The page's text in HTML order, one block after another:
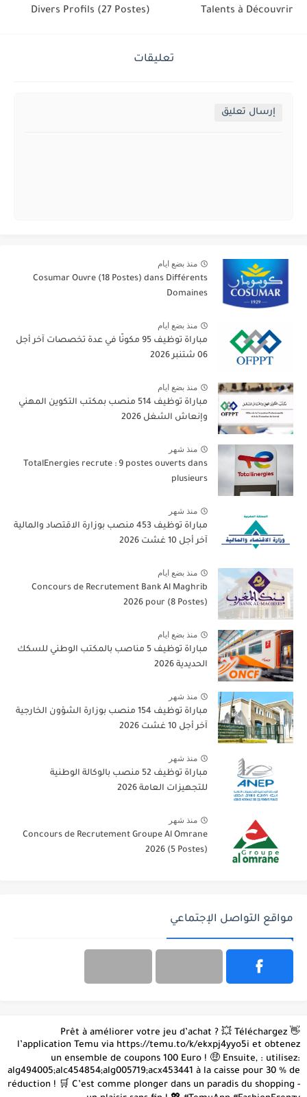
Talents à Découvrir
Divers Profils (27 Postes)
تعليقات
إرسال تعليق
منذ بضع ايام
Cosumar Ouvre (18 Postes) dans Différents
Domaines
منذ بضع ايام
مباراة توظيف 95 مكونًا في عدة تخصصات آخر أجل
06 شتنبر 2026
منذ بضع ايام
مباراة توظيف 514 منصب بمكتب التكوين المهني
وإنعاش الشغل 2026
منذ شهر
TotalEnergies recrute : 9 postes ouverts dans
plusieurs
منذ شهر
مباراة توظيف 453 منصب بوزارة الاقتصاد والمالية
آخر أجل 10 غشت 2026
منذ بضع ايام
Concours de Recrutement Bank Al Maghrib
2026 pour (8 Postes)
منذ بضع ايام
مباراة توظيف 5 مناصب بالمكتب الوطني للسكك
الحديدية 2026
منذ شهر
مباراة توظيف 154 منصب بوزارة الشؤون الخارجية
آخر أجل 10 غشت 2026
منذ شهر
مباراة توظيف 52 منصب بالوكالة الوطنية
للتجهيزات العامة 2026
منذ شهر
Concours de Recrutement Groupe Al Omrane
2026 (5 Postes)
مواقع التواصل الإجتماعي
👋 Prêt à améliorer votre jeu d’achat ? 💥 Téléchargez
l’application Temu via https://temu.to/k/ekxpj4yyo5i et obtenez
un ensemble de coupons 100 Euro ! 🤑 Ensuite, : utilisez:
alg494005;alc454854;alg005719;acx453441 à la caisse pour 30 % de
réduction ! 🛒 C’est comme plonger dans un paradis du shopping -